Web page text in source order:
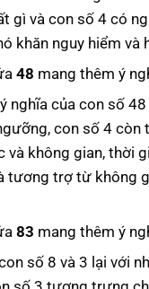
gì và con số 4 có
khăn nguy hiểm và
48 mang thêm ý
nghĩa của con số
con số 4
và không gian, thời
tương trợ từ không
83 mang thêm ý
số 8 và 3 lại với